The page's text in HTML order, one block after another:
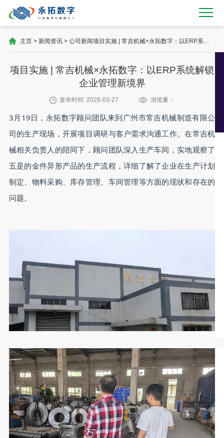
主页> 新闻资讯> 公司新闻项目实施 | 常吉机械×永拓数字：以ERP系统
解锁企业管理新境界
项目实施 | 常吉机械×永拓数字：以ERP系统解锁
企业管理新境界
发布时间: 2026-03-27 浏览量：
3月19日，永拓数字顾问团队来到广州市常吉机械制造有限公
司的生产现场，开展项目调研与客户需求沟通工作。在常吉机
械相关负责人的陪同下，顾问团队深入生产车间，实地观察了
五是的金件异形产品的生产流程，详细了解了企业在生产计划
制定、物料采购、库存管理、车间管理等方面的现状和存在的
问题。